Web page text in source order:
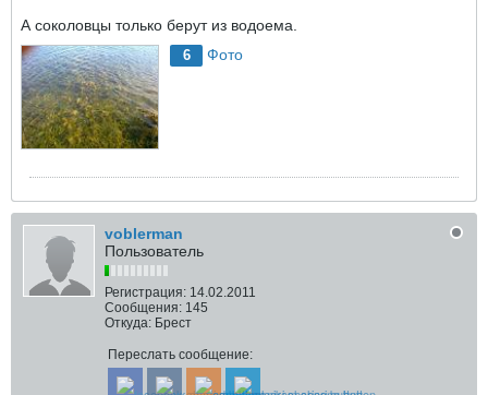
А соколовцы только берут из водоема.
6 Фото
voblerman
Пользователь
Регистрация: 14.02.2011
Сообщения: 145
Откуда: Брест
Переслать сообщение: